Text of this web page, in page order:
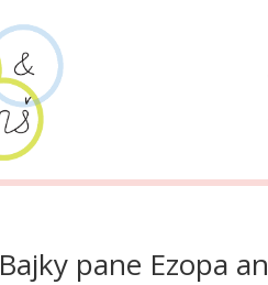
Bajky pane Ezopa